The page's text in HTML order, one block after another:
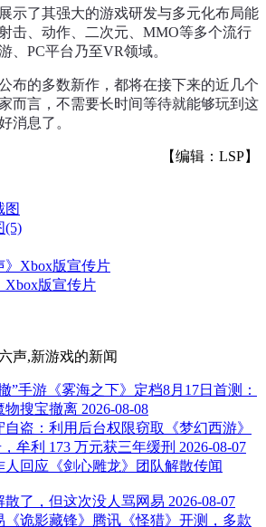
示了其强大的游戏研发与多元化布局能
击、动作、二次元、MMO等多个流行
、PC平台乃至VR领域。
布的多数新作，都将在接下来的近几个
而言，不需要长时间等待就能够玩到这
消息了。
【编辑：LSP】
(5)
Xbox版宣传片
声,新游戏的新闻
”手游《雾海之下》定档8月17日首测：
物搜宝撤离 2026-08-08
盗：利用后台权限窃取《梦幻西游》
牟利 173 万元获三年缓刑 2026-08-07
人回应《剑心雕龙》团队解散传闻
散了，但这次没人骂网易 2026-08-07
《诡影藏锋》腾讯《怪猎》开测，多款